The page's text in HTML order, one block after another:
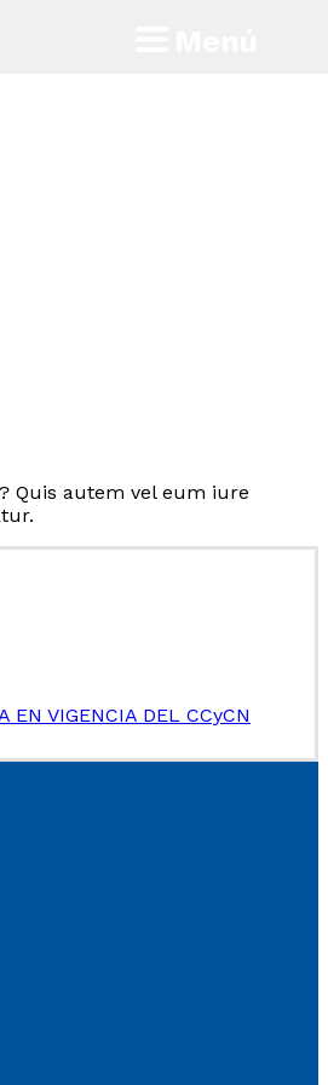
Quis autem vel eum iure
EN VIGENCIA DEL CCyCN